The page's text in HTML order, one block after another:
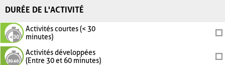
DURÉE DE L'ACTIVITÉ
Activités courtes (< 30
minutes)
Activités développées
(Entre 30 et 60 minutes)